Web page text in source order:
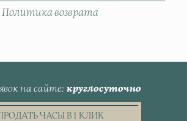
Политика возврата
на сайте круглосуточно
ПРОДАТЬ ЧАСЫ В 1 КЛИК